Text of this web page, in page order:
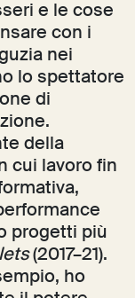
e le cose
con i
nei
lo spettatore
di
della
cui lavoro fin
progetti più
(2017–21).
ho